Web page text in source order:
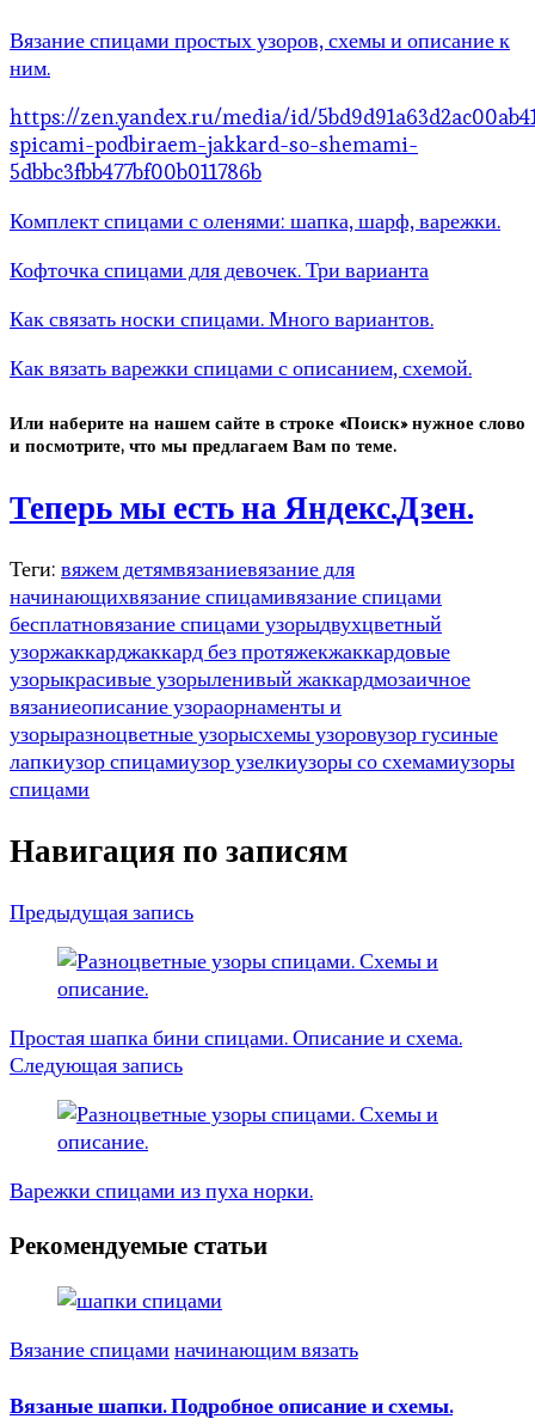
Вязание спицами простых узоров, схемы и описание к
ним.
https://zen.yandex.ru/media/id/
spicami-podbiraem-jakkard-so-shemami-
5dbbc3fbb477bf00b011786b
Комплект спицами с оленями: шапка, шарф, варежки.
Кофточка спицами для девочек. Три варианта
Как связать носки спицами. Много вариантов.
Как вязать варежки спицами с описанием, схемой.
Или наберите на нашем сайте в строке «Поиск» нужное слово
и посмотрите, что мы предлагаем Вам по теме.
Теперь мы есть на Яндекс.Дзен.
Теги: вяжем детямвязаниевязание для
начинающихвязание спицамивязание спицами
бесплатновязание спицами узорыдвухцветный
узоржаккарджаккард без протяжекжаккардовые
узорыкрасивые узорыленивый жаккардмозаичное
вязаниеописание узораорнаменты и
узорыразноцветные узорысхемы узоровузор гусиные
лапкиузор спицамиузор узелкиузоры со схемамиузоры
спицами
Навигация по записям
Предыдущая запись
Простая шапка бини спицами. Описание и схема.
Следующая запись
Варежки спицами из пуха норки.
Рекомендуемые статьи
Вязание спицами начинающим вязать
Вязаные шапки. Подробное описание и схемы.